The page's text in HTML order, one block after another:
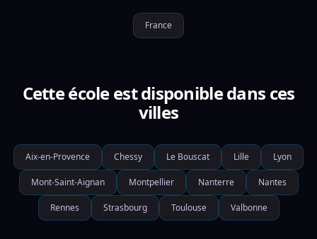
France
Cette école est disponible dans ces
villes
Aix-en-Provence Chessy Le Bouscat Lille Lyon
Mont-Saint-Aignan Montpellier Nanterre Nantes
Rennes Strasbourg Toulouse Valbonne